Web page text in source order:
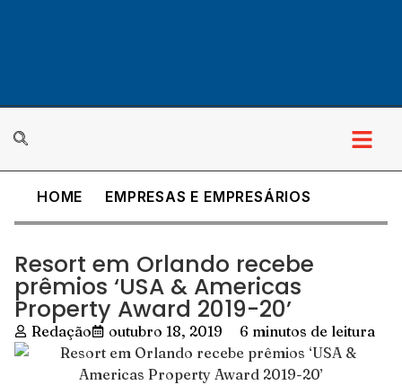
HOME EMPRESAS E EMPRESÁRIOS
Resort em Orlando recebe
prêmios ‘USA & Americas
Property Award 2019-20’
Redação outubro 18, 2019 6 minutos de leitura